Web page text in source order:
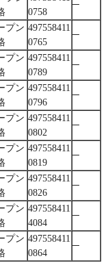
0758
─
プン 497558411
0765
─
プン 497558411
0789
─
プン 497558411
0796
─
プン 497558411
0802
─
プン 497558411
0819
─
プン 497558411
0826
─
プン 497558411
4084
─
プン 497558411
0864
─